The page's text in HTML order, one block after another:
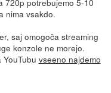
nima vsakdo.
saj omogoča streaming
konzole ne morejo.
vseeno najdemo